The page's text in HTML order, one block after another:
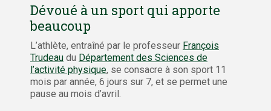
Dévoué à un sport qui apporte
beaucoup
L’athlète, entraîné par le professeur François
Trudeau du Département des Sciences de
l’activité physique, se consacre à son sport 11
mois par année, 6 jours sur 7, et se permet une
pause au mois d’avril.